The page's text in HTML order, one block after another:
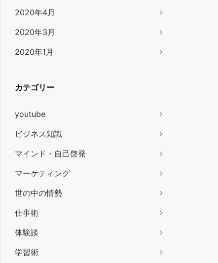
2020年4月
2020年3月
2020年1月
カテゴリー
youtube
ビジネス知識
マインド・自己啓発
マーケティング
世の中の情勢
仕事術
体験談
学習術